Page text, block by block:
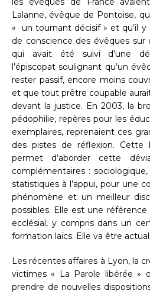
Lalanne, évêque de Pontoise,
« un tournant décisif » et qu’il y
de conscience des évêques
qui avait été suivi d’une
l’épiscopat soulignant qu’un
rester passif, encore moins
et que tout prêtre coupable
devant la justice. En 2003, la
pédophilie, repères pour les
exemplaires, reprenaient ces
des pistes de réflexion. Cette
permet d’aborder cette
complémentaires :
statistiques à l’appui, pour une
phénomène et un meilleur
possibles. Elle est une
ecclésial, y compris dans un
formation laïcs. Elle va être
Les récentes affaires à Lyon, la
victimes « La Parole libérée »
prendre de nouvelles